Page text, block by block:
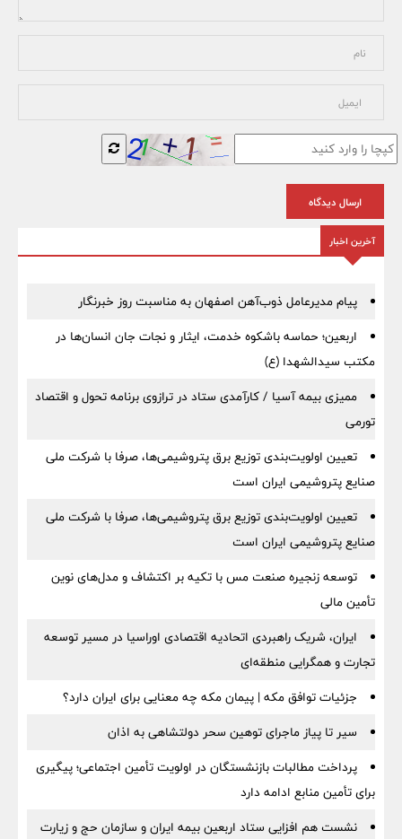
ارسال دیدگاه
آخرین اخبار
پیام مدیرعامل ذوب‌آهن اصفهان به مناسبت روز خبرنگار
اربعین؛ حماسه باشکوه خدمت، ایثار و نجات جان انسان‌ها در
مکتب سیدالشهدا (ع)
ممیزی بیمه آسیا / کارآمدی ستاد در ترازوی برنامه تحول و اقتصاد
تورمی
تعیین اولویت‌بندی توزیع برق پتروشیمی‌ها، صرفا با شرکت ملی
صنایع پتروشیمی ایران است
تعیین اولویت‌بندی توزیع برق پتروشیمی‌ها، صرفا با شرکت ملی
صنایع پتروشیمی ایران است
توسعه زنجیره صنعت مس با تکیه بر اکتشاف و مدل‌های نوین
تأمین مالی
ایران، شریک راهبردی اتحادیه اقتصادی اوراسیا در مسیر توسعه
تجارت و همگرایی منطقه‌ای
جزئیات توافق مکه | پیمان مکه چه معنایی برای ایران دارد؟
سیر تا پیاز ماجرای توهین سحر دولتشاهی به اذان
پرداخت مطالبات بازنشستگان در اولویت تأمین اجتماعی؛ پیگیری
برای تأمین منابع ادامه دارد
نشست هم افزایی ستاد اربعین بیمه ایران و سازمان حج و زیارت